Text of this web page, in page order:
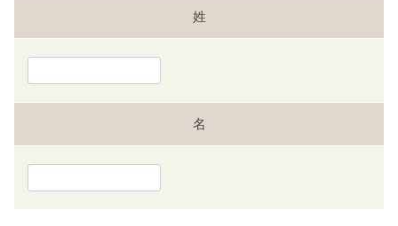
姓
名